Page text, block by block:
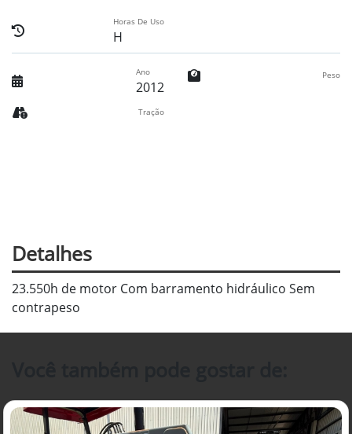
Horas De Uso
H
Ano
2012
Peso
Tração
Detalhes
23.550h de motor Com barramento hidráulico Sem
contrapeso